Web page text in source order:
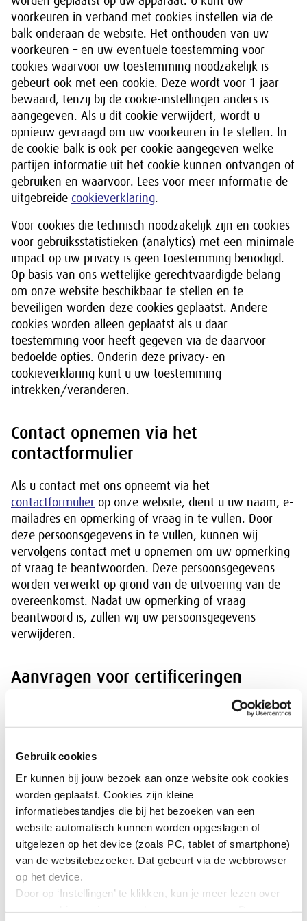
Gebruik cookies
Er kunnen bij jouw bezoek aan onze website ook cookies
worden geplaatst. Cookies zijn kleine
informatiebestandjes die bij het bezoeken van een
website automatisch kunnen worden opgeslagen of
uitgelezen op het device (zoals PC, tablet of smartphone)
van de websitebezoeker. Dat gebeurt via de webbrowser
op het device.
Door op ‘Instellingen’ te klikken, kun je meer lezen over
voorkeuren in verband met cookies instellen via de
balk onderaan de website. Het onthouden van uw
voorkeuren – en uw eventuele toestemming voor
cookies waarvoor uw toestemming noodzakelijk is –
gebeurt ook met een cookie. Deze wordt voor 1 jaar
bewaard, tenzij bij de cookie-instellingen anders is
aangegeven. Als u dit cookie verwijdert, wordt u
opnieuw gevraagd om uw voorkeuren in te stellen. In
de cookie-balk is ook per cookie aangegeven welke
partijen informatie uit het cookie kunnen ontvangen of
gebruiken en waarvoor. Lees voor meer informatie de
uitgebreide cookieverklaring.
Voor cookies die technisch noodzakelijk zijn en cookies
voor gebruiksstatistieken (analytics) met een minimale
impact op uw privacy is geen toestemming benodigd.
Op basis van ons wettelijke gerechtvaardigde belang
om onze website beschikbaar te stellen en te
beveiligen worden deze cookies geplaatst. Andere
cookies worden alleen geplaatst als u daar
toestemming voor heeft gegeven via de daarvoor
bedoelde opties. Onderin deze privacy- en
cookieverklaring kunt u uw toestemming
intrekken/veranderen.
Contact opnemen via het
contactformulier
Als u contact met ons opneemt via het
contactformulier op onze website, dient u uw naam, e-
mailadres en opmerking of vraag in te vullen. Door
deze persoonsgegevens in te vullen, kunnen wij
vervolgens contact met u opnemen om uw opmerking
of vraag te beantwoorden. Deze persoonsgegevens
worden verwerkt op grond van de uitvoering van de
overeenkomst. Nadat uw opmerking of vraag
beantwoord is, zullen wij uw persoonsgegevens
verwijderen.
Aanvragen voor certificeringen
behandelen en uitvoeren van audits
Als u een certificering aanvraagt, verwerken wij de
dit doeleinde, verstrekken wij uw gegevens aan een
externe partij, zoals een auditbureau. Wij verwerken
deze persoonsgegevens omdat dit noodzakelijk is voor
de uitvoering van de overeenkomst: zonder het
verwerken van de persoonsgegevens kunnen wij niet
overgaan tot certificering. Deze gegevens blijven
bewaard gedurende de periode dat het bureau
gecertificeerd is. Na beëindiging van de certificering
kunnen de gegevens zo snel mogelijk worden
verwijderd. De gevoerde correspondentie in het kader